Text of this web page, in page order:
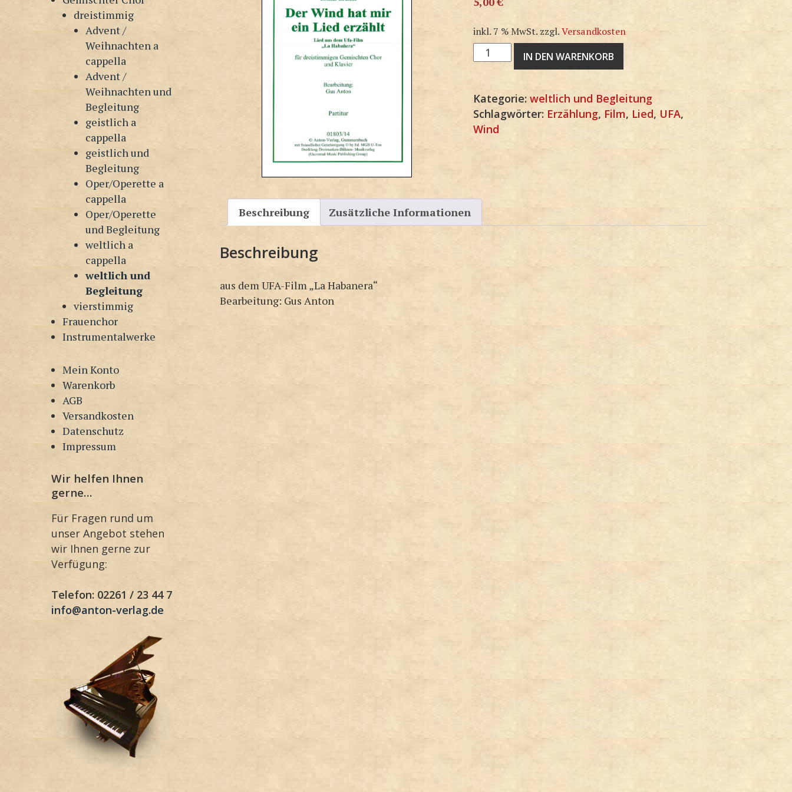
dreistimmig
Advent /
Weihnachten a
cappella
Advent /
Weihnachten und
Begleitung
geistlich a
cappella
geistlich und
Begleitung
Oper/Operette a
cappella
Oper/Operette
und Begleitung
weltlich a
cappella
weltlich und
Begleitung
vierstimmig
Frauenchor
Instrumentalwerke
Mein Konto
Warenkorb
AGB
Versandkosten
Datenschutz
Impressum
Wir helfen Ihnen
gerne…
Für Fragen rund um
unser Angebot stehen
wir Ihnen gerne zur
Verfügung:
Telefon: 02261 / 23 44 7
info@anton-verlag.de
inkl. 7 % MwSt. zzgl.Versandkosten
3G1803-
KP
IN DEN WARENKORB
Kategorie:weltlich und Begleitung
Schlagwörter: Erzählung, Film, Lied, UFA,
Wind
Beschreibung Zusätzliche Informationen
Beschreibung
aus dem UFA-Film „La Habanera“
Bearbeitung: Gus Anton